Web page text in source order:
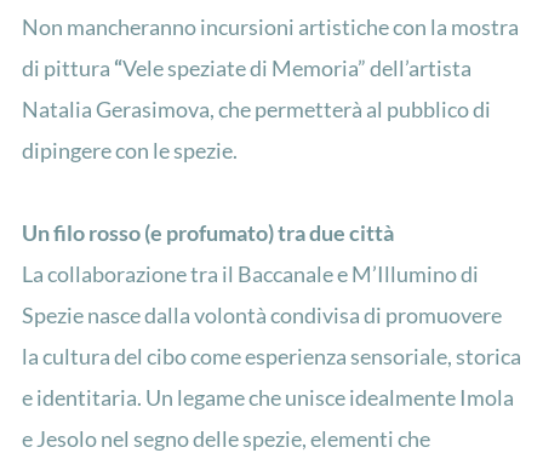
Non mancheranno incursioni artistiche con la mostra
di pittura “Vele speziate di Memoria” dell’artista
Natalia Gerasimova, che permetterà al pubblico di
dipingere con le spezie.
Un filo rosso (e profumato) tra due città
La collaborazione tra il Baccanale e M’Illumino di
Spezie nasce dalla volontà condivisa di promuovere
la cultura del cibo come esperienza sensoriale, storica
e identitaria. Un legame che unisce idealmente Imola
e Jesolo nel segno delle spezie, elementi che